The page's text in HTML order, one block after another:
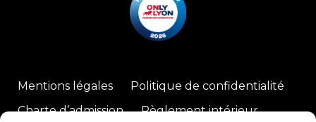
Contact
Mentions légales
Politique de confidentialité
Charte d’admission
Règlement intérieur